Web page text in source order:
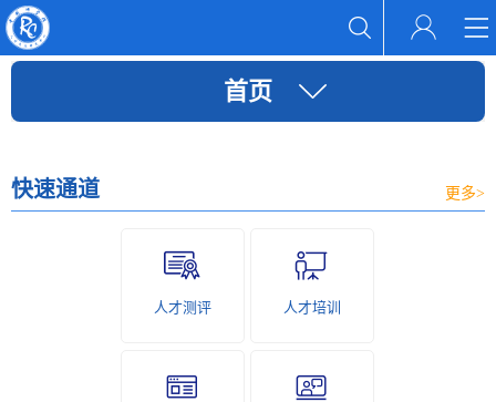
首页
快速通道 更多>
人才测评 人才培训